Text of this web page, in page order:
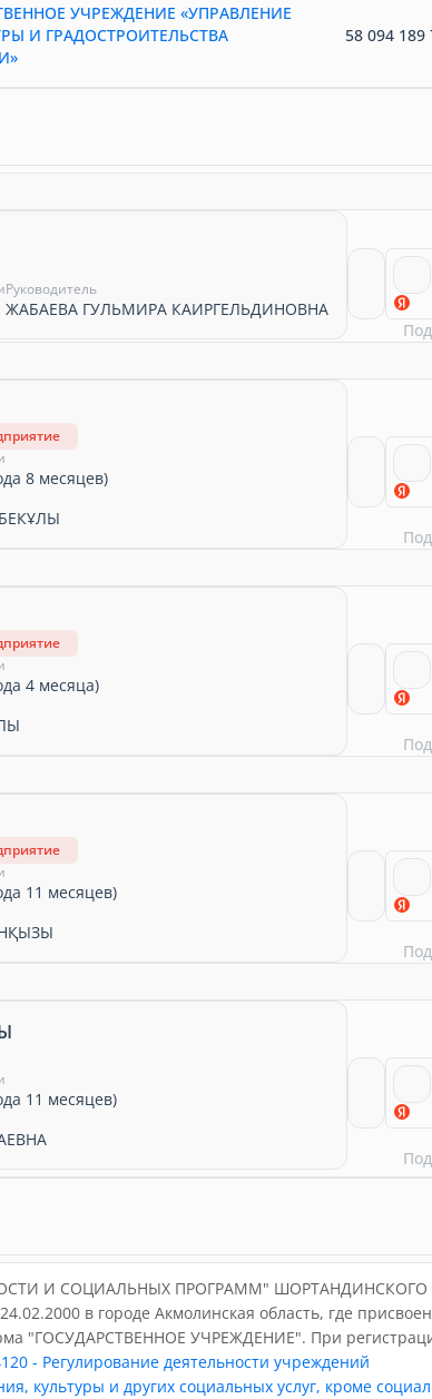
УЧРЕЖДЕНИЕ «УПРАВЛЕНИЕ
И ГРАДОСТРОИТЕЛЬСТВА
58 094 189
Руководитель
ЖАБАЕВА ГУЛЬМИРА КАИРГЕЛЬДИНОВНА
8 месяцев)
4 месяца)
11 месяцев)
11 месяцев)
И СОЦИАЛЬНЫХ ПРОГРАММ" ШОРТАНДИНСКОГО
в городе Акмолинская область, где
"ГОСУДАРСТВЕННОЕ УЧРЕЖДЕНИЕ". При
- Регулирование деятельности учреждений
культуры и других социальных услуг, кроме